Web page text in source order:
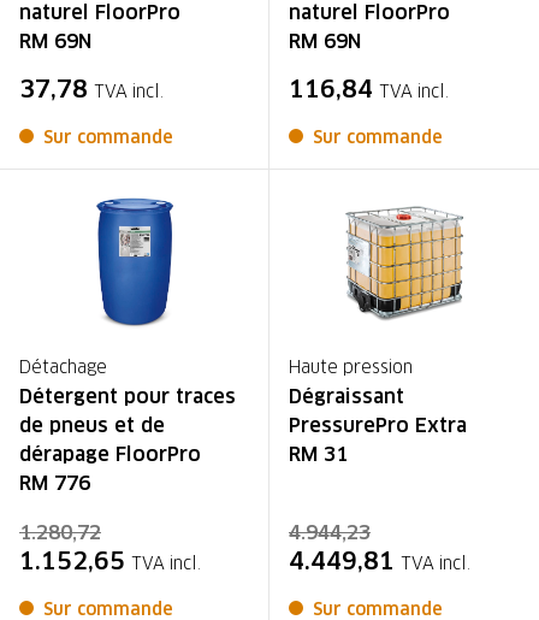
naturel FloorPro
RM 69N
37,78 TVA incl.
Sur commande
naturel FloorPro
RM 69N
116,84 TVA incl.
Sur commande
Détachage
Détergent pour traces
de pneus et de
dérapage FloorPro
RM 776
1.280,72
1.152,65 TVA incl.
Sur commande
Haute pression
Dégraissant
PressurePro Extra
RM 31
4.944,23
4.449,81 TVA incl.
Sur commande